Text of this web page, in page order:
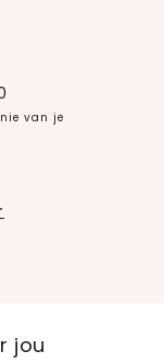
van je
jou